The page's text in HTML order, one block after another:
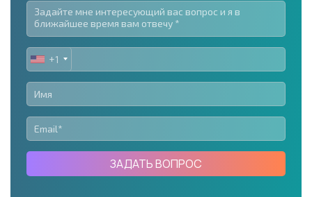
UNITED
STATES
+1
+1
ЗАДАТЬ ВОПРОС